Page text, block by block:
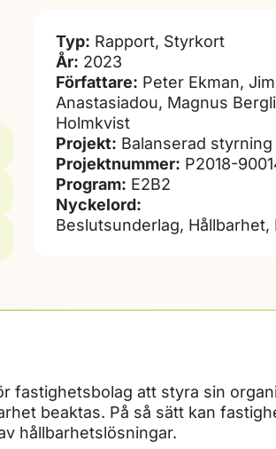
Typ: Rapport, Styrkort
År: 2023
Författare: Peter Ekman,
Anastasiadou, Magnus
Holmkvist
Projekt: Balanserad
Projektnummer: P2018-
Program: E2B2
Nyckelord:
Beslutsunderlag, Hållbarhet,
fastighetsbolag att styra sin
beaktas. På så sätt kan
hållbarhetslösningar.